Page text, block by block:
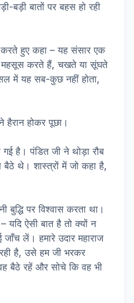
बड़ी बातों पर बहस हो रही
हुए कहा – यह संसार एक
करते हैं, चखते या सूंघते
में यह सब-कुछ नहीं होता,
हैरान होकर पूछा।
गई है। पंडित जी ने थोड़ा रौब
थे। शास्त्रों में जो कहा है,
बुद्धि पर विश्वास करता था।
यदि ऐसी बात है तो क्यों न
लें। हमारे उदार महाराज
है, उसे हम जी भरकर
बैठे रहें और सोचे कि वह भी